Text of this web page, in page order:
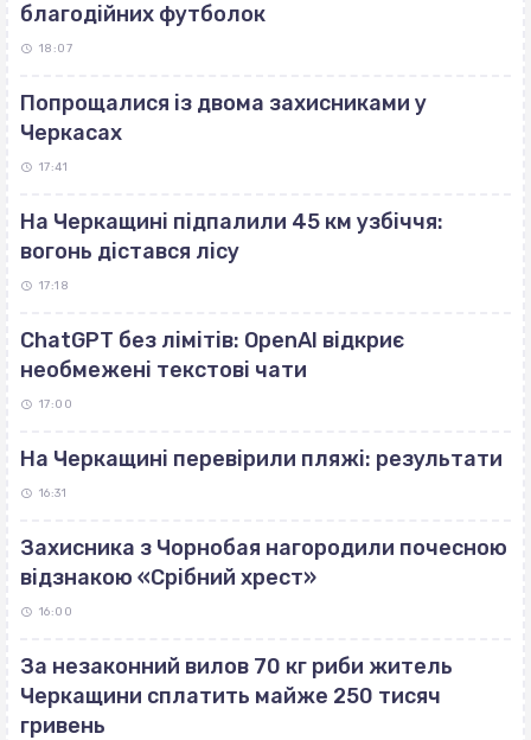
благодійних футболок
18:07
Попрощалися із двома захисниками у
Черкасах
17:41
На Черкащині підпалили 45 км узбіччя:
вогонь дістався лісу
17:18
ChatGPT без лімітів: OpenAI відкриє
необмежені текстові чати
17:00
На Черкащині перевірили пляжі: результати
16:31
Захисника з Чорнобая нагородили почесною
відзнакою «Срібний хрест»
16:00
За незаконний вилов 70 кг риби житель
Черкащини сплатить майже 250 тисяч
гривень